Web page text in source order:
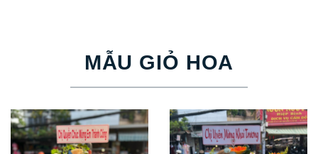
MẪU GIỎ HOA